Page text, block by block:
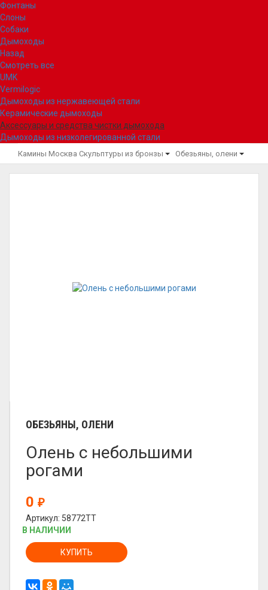
Фонтаны
Слоны
Собаки
Дымоходы
Назад
Смотреть все
UMK
Vermilogic
Дымоходы из нержавеющей стали
Керамические дымоходы
Аксессуары и средства чистки дымохода
Дымоходы из низколегированной стали
Камины Москва Скульптуры из бронзы Обезьяны, олени
ОБЕЗЬЯНЫ, ОЛЕНИ
Олень с небольшими
рогами
0 ₽
Артикул: 58772TT
В НАЛИЧИИ
КУПИТЬ